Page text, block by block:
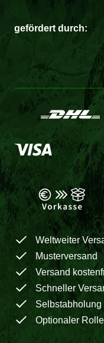
gefördert durch:
Weltweiter
Musterversand
Versand
Schneller
Selbstabholung
Optionaler